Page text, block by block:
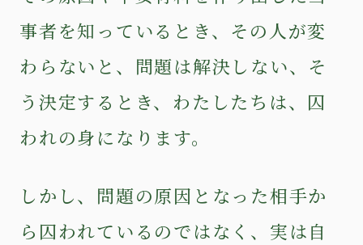
事者を知っているとき、その人が変
わらないと、問題は解決しない、そ
う決定するとき、わたしたちは、囚
われの身になります。
しかし、問題の原因となった相手か
ら囚われているのではなく、実は自